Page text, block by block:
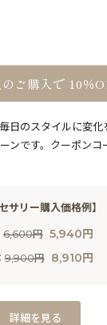
ご購入で 10％
日のスタイルに変化
ンです。クーポンコ
セサリー購入価格例】
6,600円 5,940円
9,900円 8,910円
詳細を見る